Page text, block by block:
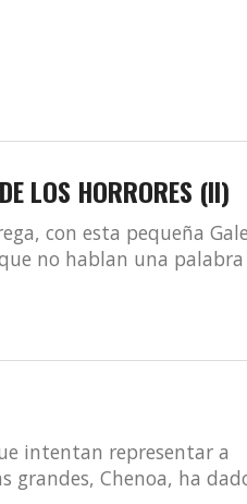
LOS HORRORES (II)
con esta pequeña
no hablan una palabra
intentan representar a
grandes, Chenoa, ha